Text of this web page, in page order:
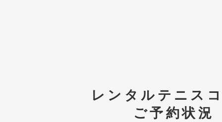
レンタルテニス
ご予約状況